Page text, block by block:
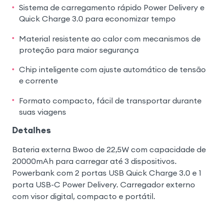
Sistema de carregamento rápido Power Delivery e
Quick Charge 3.0 para economizar tempo
Material resistente ao calor com mecanismos de
proteção para maior segurança
Chip inteligente com ajuste automático de tensão
e corrente
Formato compacto, fácil de transportar durante
suas viagens
Detalhes
Bateria externa Bwoo de 22,5W com capacidade de
20000mAh para carregar até 3 dispositivos.
Powerbank com 2 portas USB Quick Charge 3.0 e 1
porta USB-C Power Delivery. Carregador externo
com visor digital, compacto e portátil.